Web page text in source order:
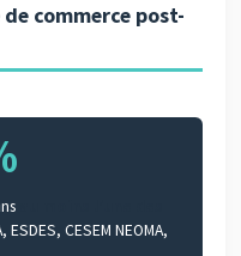
commerce post-
ESDES, CESEM NEOMA,